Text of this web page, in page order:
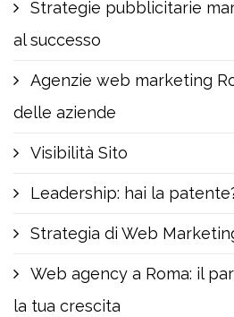
Strategie pubblicitarie
al successo
Agenzie web marketing
delle aziende
Visibilità Sito
Leadership: hai la
Strategia di Web
Web agency a Roma: il
la tua crescita